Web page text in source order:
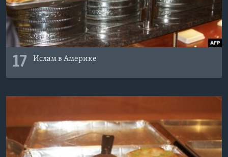
17 Ислам в Америке